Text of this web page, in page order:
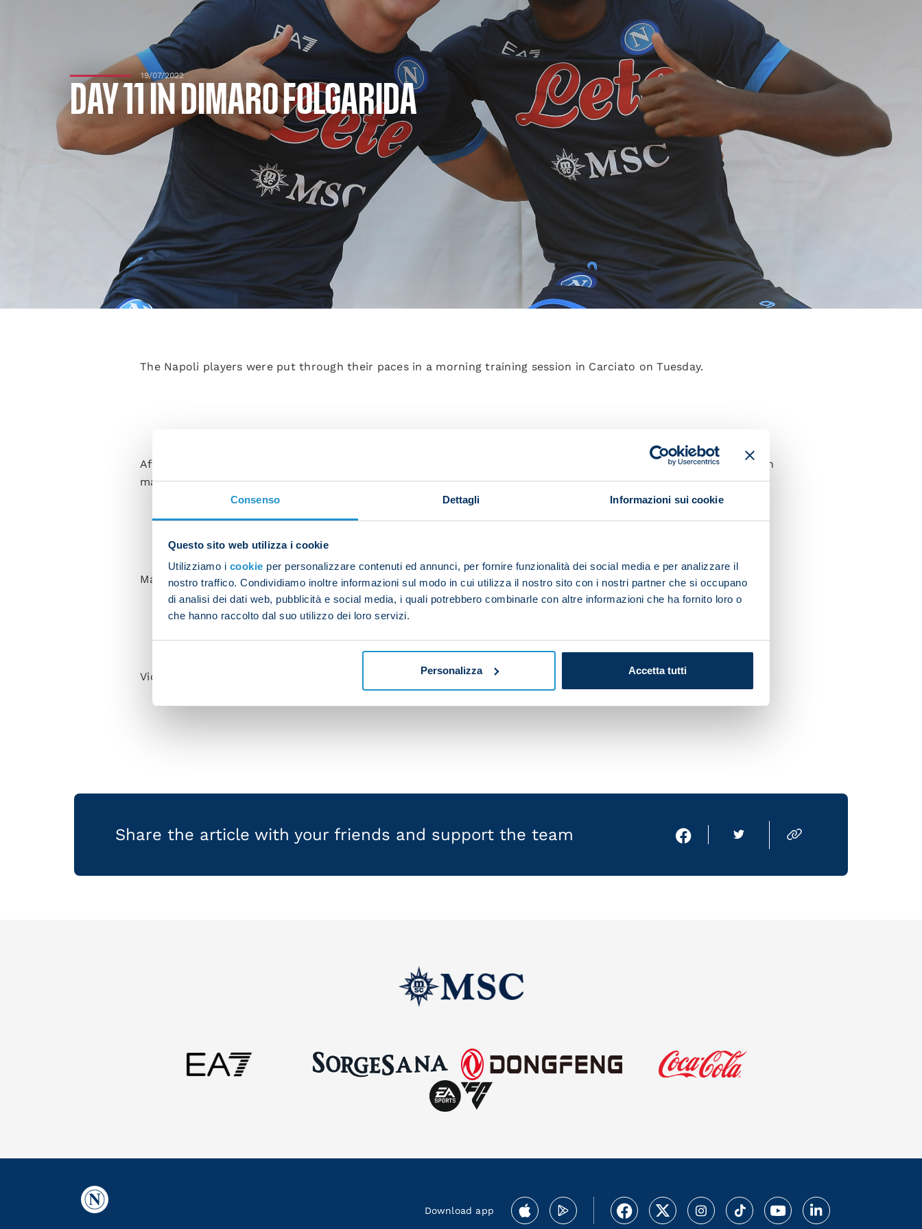
Consenso Dettagli Informazioni sui cookie
Questo sito web utilizza i cookie
Utilizziamo i cookie per personalizzare contenuti ed annunci, per fornire funzionalità dei social media e per analizzare il
nostro traffico. Condividiamo inoltre informazioni sul modo in cui utilizza il nostro sito con i nostri partner che si occupano
di analisi dei dati web, pubblicità e social media, i quali potrebbero combinarle con altre informazioni che ha fornito loro o
che hanno raccolto dal suo utilizzo dei loro servizi.
Personalizza Accetta tutti
19/07/2022
DAY 11 IN DIMARO FOLGARIDA
The Napoli players were put through their paces in a morning training session in Carciato on Tuesday.
After starting with a warm-up in the gym and at pitch-side, the team completed fitness exercises and took part in
matches on reduced-sized pitches. It was new signing Leo Ostigard’s first session with the team.
Mathias Olivera, Piotr Zielinski and Amir Rrahmani were with the group for almost the entire session.
Victor Osimhen took part throughout, while Adam Ounas did recovery work.
Share the article with your friends and support the team
Download app